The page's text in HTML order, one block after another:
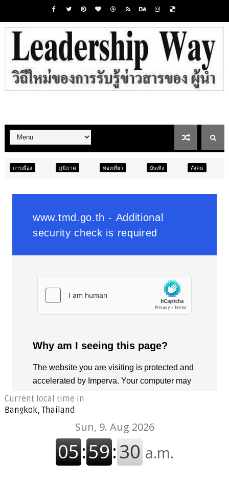
ภูมิภาค ท่องเที่ยว บันเทิง ภูมิภาค
Current local time in
Bangkok, Thailand